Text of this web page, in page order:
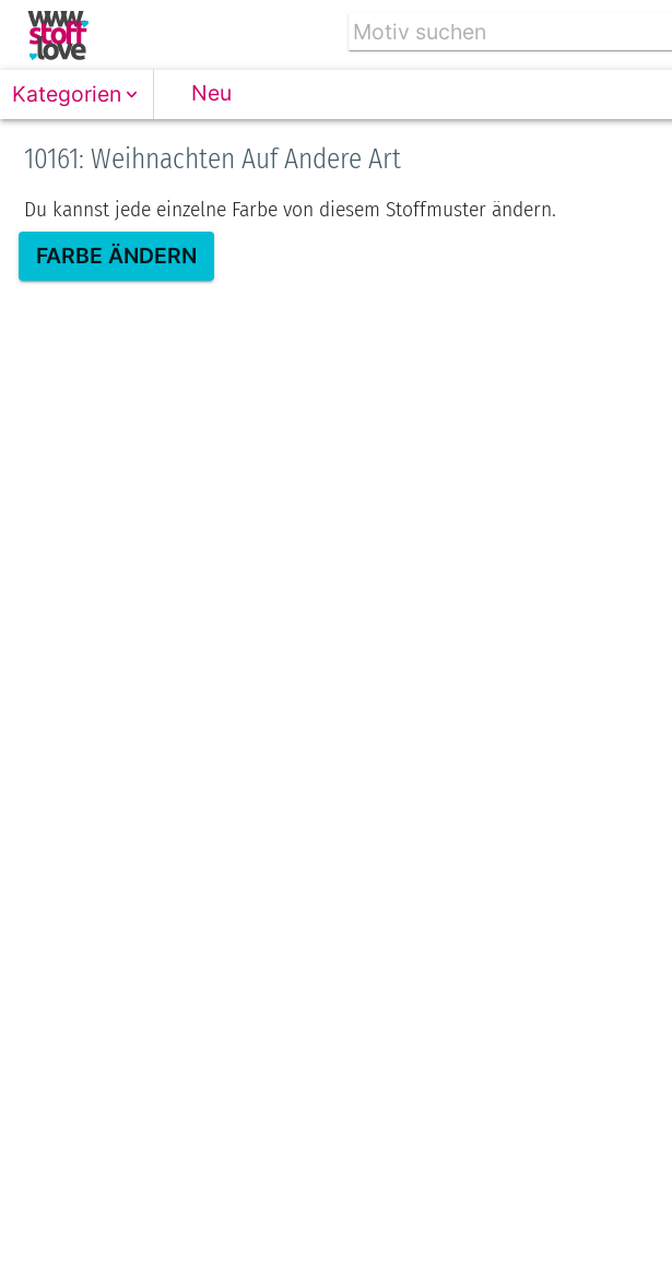
Kategorien Neu
10161: Weihnachten Auf Andere Art
Du kannst jede einzelne Farbe von diesem Stoffmuster ändern.
FARBE ÄNDERN